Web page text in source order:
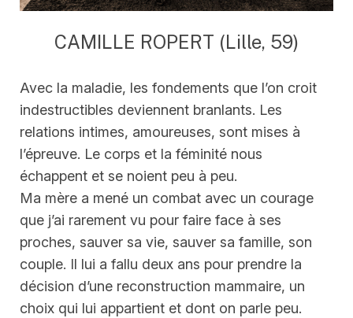
CAMILLE ROPERT (Lille, 59)
Avec la maladie, les fondements que l’on croit
indestructibles deviennent branlants. Les
relations intimes, amoureuses, sont mises à
l’épreuve. Le corps et la féminité nous
échappent et se noient peu à peu.
Ma mère a mené un combat avec un courage
que j’ai rarement vu pour faire face à ses
proches, sauver sa vie, sauver sa famille, son
couple. Il lui a fallu deux ans pour prendre la
décision d’une reconstruction mammaire, un
choix qui lui appartient et dont on parle peu.